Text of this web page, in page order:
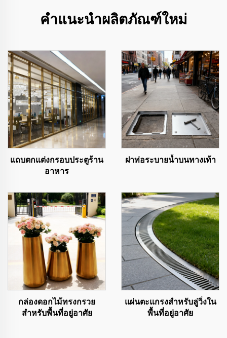
คำแนะนำผลิตภัณฑ์ใหม่
แถบตกแต่งกรอบประตูร้าน
อาหาร
ฝาท่อระบายน้ำบนทางเท้า
กล่องดอกไม้ทรงกรวย
สำหรับพื้นที่อยู่อาศัย
แผ่นตะแกรงสำหรับลู่วิ่งใน
พื้นที่อยู่อาศัย